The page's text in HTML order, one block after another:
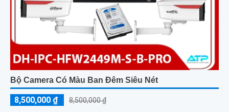
Bộ Camera Có Màu Ban Đêm Siêu Nét
8,500,000 ₫ 8,500,000 ₫